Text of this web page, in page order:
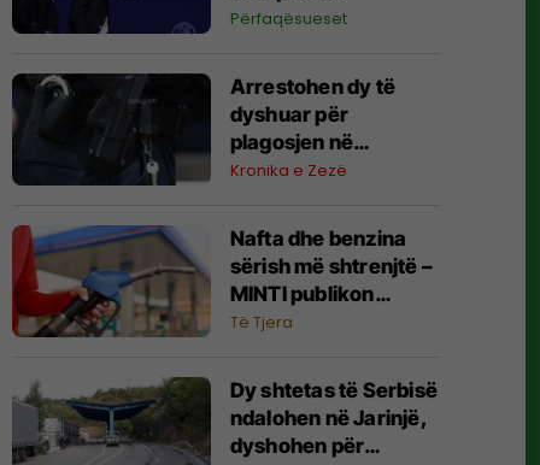
kërcënojnë me
Botës
Përfaqësueset
Arrestohen dy të
dyshuar për
plagosjen në
Prishtinë, ndalohen
Kronika e Zezë
Nafta dhe benzina
sërish më shtrenjtë –
MINTI publikon
çmimet e derivateve
Të Tjera
Dy shtetas të Serbisë
ndalohen në Jarinjë,
dyshohen për